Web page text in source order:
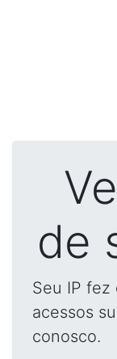
de
Seu IP fez
acessos
conosco.